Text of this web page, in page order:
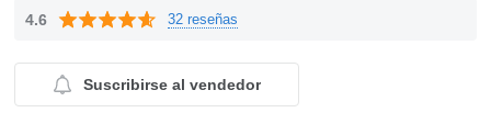
4.6 32 reseñas
Suscribirse al vendedor